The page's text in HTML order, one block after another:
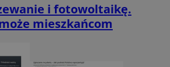
i fotowoltaikę.
mieszkańcom